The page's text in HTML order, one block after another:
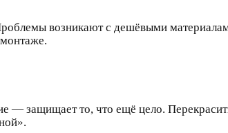
возникают с дешёвыми
— защищает то, что ещё цело.